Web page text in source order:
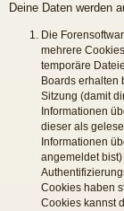
Deine Daten werden
Die
mehrere
temporäre
Boards erhalten
Sitzung (damit
Informationen
dieser als
Informationen
angemeldet
Cookies haben
Cookies kannst